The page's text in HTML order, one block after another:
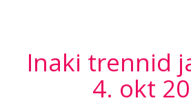
Inaki trennid
4. okt